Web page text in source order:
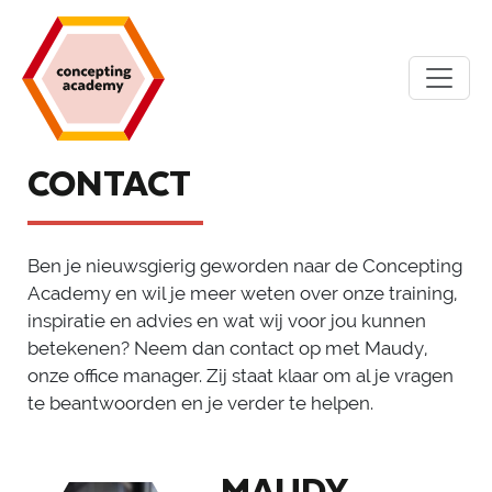
CONTACT
Ben je nieuwsgierig geworden naar de Concepting
Academy en wil je meer weten over onze training,
inspiratie en advies en wat wij voor jou kunnen
betekenen? Neem dan contact op met Maudy,
onze office manager. Zij staat klaar om al je vragen
te beantwoorden en je verder te helpen.